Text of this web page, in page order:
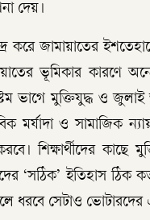
দেয়।
করে জামায়াতের
ভূমিকার কারণে
ভাগে মুক্তিযুদ্ধ ও
মর্যাদা ও সামাজিক
শিক্ষার্থীদের কাছে
‘সঠিক’ ইতিহাস ঠিক
ধরবে সেটাও